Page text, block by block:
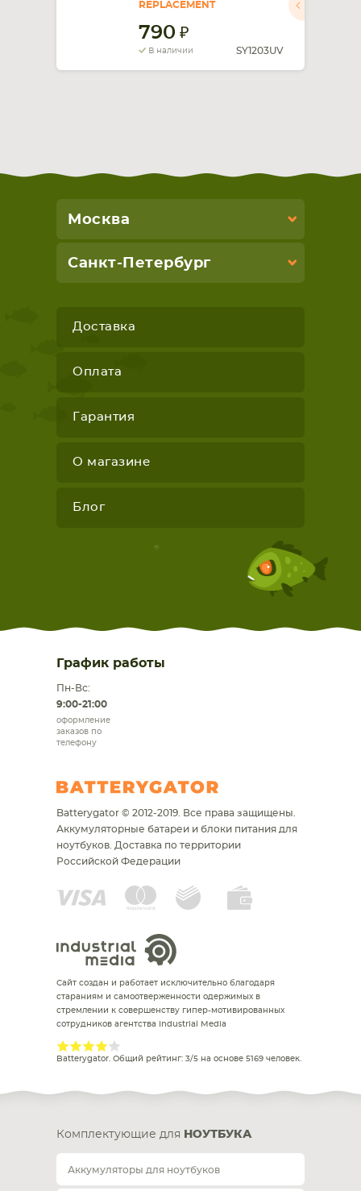
КОМПЛЕКТУЮЩИЕ
REPLACEMENT
790
В наличии SY1203UV
Москва
Санкт-Петербург
Доставка
Оплата
Гарантия
О магазине
Блог
График работы
Пн-Вс:
9:00-21:00
оформление
заказов по
телефону
Batterygator © 2012-2019. Все права защищены.
Аккумуляторные батареи и блоки питания для
ноутбуков. Доставка по территории
Российской Федерации
Сайт создан и работает исключительно благодаря
стараниям и самоотверженности одержимых в
стремлении к совершенству гипер-мотивированных
сотрудников агентства Industrial Media
Batterygator. Общий рейтинг: 3/5 на основе 5169 человек.
Комплектующие для НОУТБУКА
Аккумуляторы для ноутбуков